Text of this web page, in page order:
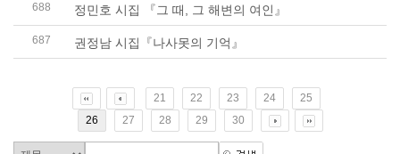
688 정민호 시집 『그 때, 그 해변의 여인』
687 권정남 시집『나사못의 기억』
21 22 23 24
25
26
27 28 29 30